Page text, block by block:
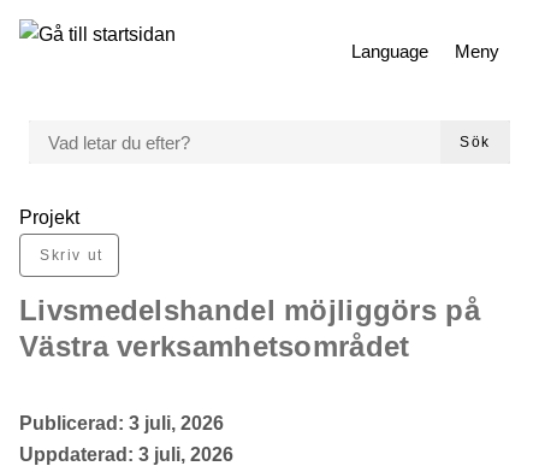
Gå till innehåll
till huvudmeny
Language
Meny
Sök
Du är här:
Projekt
Skriv ut
Livsmedelshandel möjliggörs på
Västra verksamhetsområdet
Publicerad: 3 juli, 2026
Uppdaterad: 3 juli, 2026